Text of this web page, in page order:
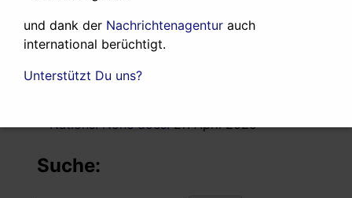
About the West Asia War 12. Juni 2026
Was ich und Radio Utopie so machen
Any government in the world could expel
Nations. None does. 27. April 2025
Suche:
und dank der Nachrichtenagentur auch
international berüchtigt.
Unterstützt Du uns?